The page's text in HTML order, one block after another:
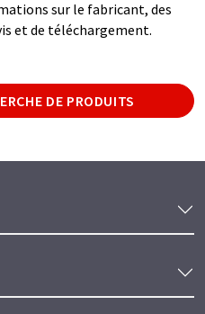
sur le fabricant, des
et de téléchargement.
DE PRODUITS